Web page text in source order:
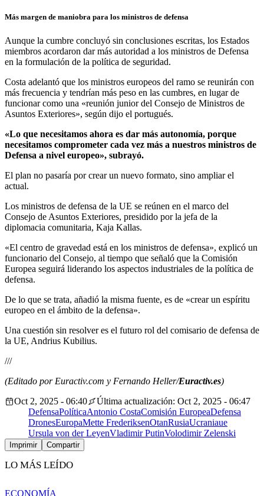
Más margen de maniobra para los ministros de defensa
Aunque la cumbre concluyó sin conclusiones escritas, los Estados
miembros acordaron dar más autoridad a los ministros de Defensa
en la formulación de la política de seguridad.
Costa adelantó que los ministros europeos del ramo se reunirán con
más frecuencia y tendrían más peso en las cumbres, en lugar de
funcionar como una «reunión junior del Consejo de Ministros de
Asuntos Exteriores», según dijo el portugués.
«Lo que necesitamos ahora es dar más autonomía, porque
necesitamos comprometer cada vez más a nuestros ministros de
Defensa a nivel europeo», subrayó.
El plan no pasaría por crear un nuevo formato, sino ampliar el
actual.
Los ministros de defensa de la UE se reúnen en el marco del
Consejo de Asuntos Exteriores, presidido por la jefa de la
diplomacia comunitaria, Kaja Kallas.
«El centro de gravedad está en los ministros de defensa», explicó un
funcionario del Consejo, al tiempo que señaló que la Comisión
Europea seguirá liderando los aspectos industriales de la política de
defensa.
De lo que se trata, añadió la misma fuente, es de «crear un espíritu
europeo en el ámbito de la defensa».
Una cuestión sin resolver es el futuro rol del comisario de defensa de
la UE, Andrius Kubilius.
///
(Editado por Euractiv.com y Fernando Heller/Euractiv.es)
Oct 2, 2025 - 06:40
Última actualización: Oct 2, 2025 - 06:47
DefensaPolíticaAntonio CostaComisión EuropeaDefensa
DronesEuropaMette FrederiksenOtanRusiaUcraniaue
Ursula von der LeyenVladimir PutinVolodimir Zelenski
Imprimir Compartir
LO MÁS LEÍDO
ECONOMÍA